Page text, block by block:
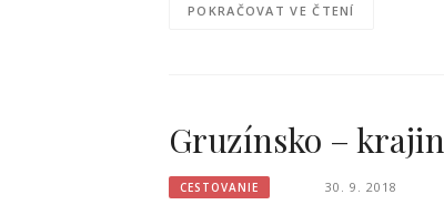
POKRAČOVAT VE ČTENÍ
Gruzínsko –
CESTOVANIE 30. 9. 2018